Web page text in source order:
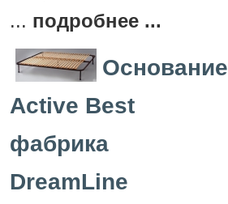
... подробнее ...
Основание
Active Best
фабрика
DreamLine